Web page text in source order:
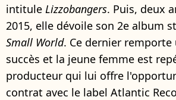
intitule Lizzobangers. Puis, deux
2015, elle dévoile son 2e album
Small World. Ce dernier remporte
succès et la jeune femme est
producteur qui lui offre
contrat avec le label Atlantic